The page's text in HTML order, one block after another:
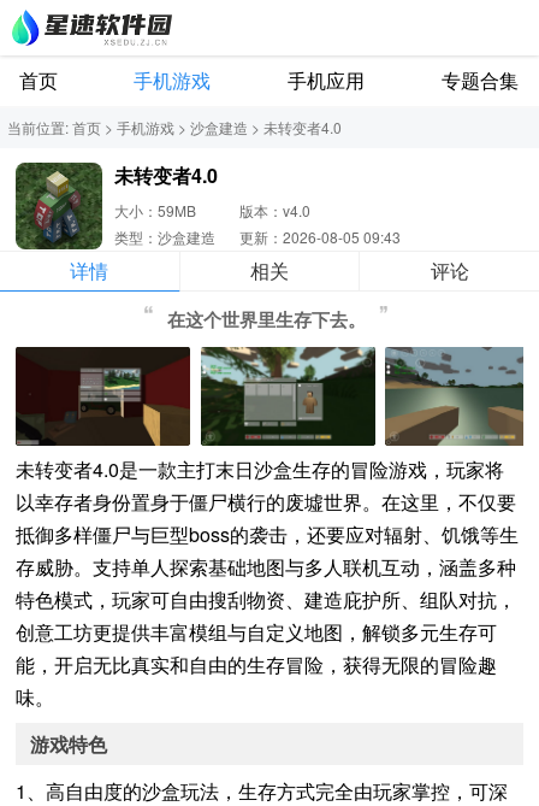
首页 手机游戏 手机应用 专题合集
当前位置:首页 > 手机游戏 > 沙盒建造 > 未转变者4.0
未转变者4.0
大小：59MB
版本：v4.0
类型：沙盒建造
更新：2026-08-05 09:43
详情 相关 评论
在这个世界里生存下去。
未转变者4.0是一款主打末日沙盒生存的冒险游戏，玩家将
以幸存者身份置身于僵尸横行的废墟世界。在这里，不仅要
抵御多样僵尸与巨型boss的袭击，还要应对辐射、饥饿等生
存威胁。支持单人探索基础地图与多人联机互动，涵盖多种
特色模式，玩家可自由搜刮物资、建造庇护所、组队对抗，
创意工坊更提供丰富模组与自定义地图，解锁多元生存可
能，开启无比真实和自由的生存冒险，获得无限的冒险趣
味。
游戏特色
1、高自由度的沙盒玩法，生存方式完全由玩家掌控，可深